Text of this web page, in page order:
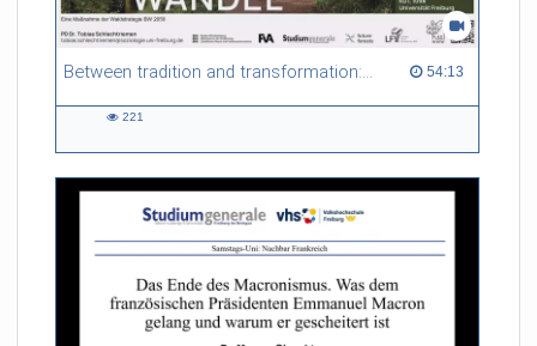
Between tradition and transformation: how owners, advisers and institutions co-create knowledge for resilient forests in Europe 54:13
54:13 duration
221